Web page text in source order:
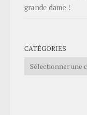
grande dame !
CATÉGORIES
Catégories